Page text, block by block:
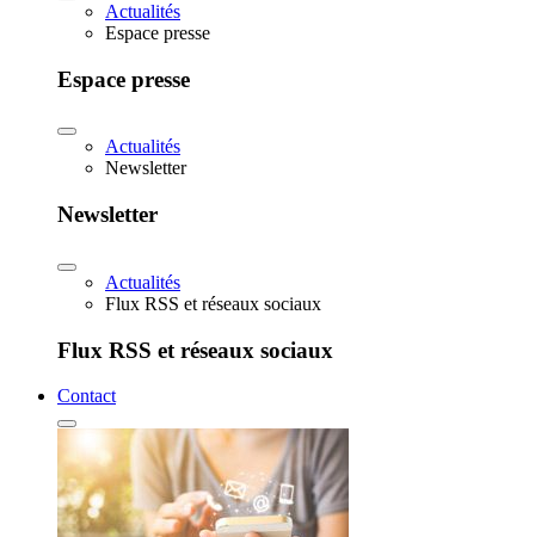
Actualités
Espace presse
Espace presse
Actualités
Newsletter
Newsletter
Actualités
Flux RSS et réseaux sociaux
Flux RSS et réseaux sociaux
Contact